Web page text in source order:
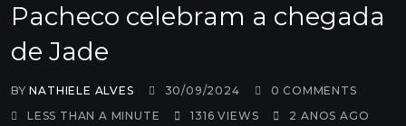
Pacheco celebram a chegada
de Jade
BYNATHIELE ALVES 30/09/2024 0 COMMENTS
LESS THAN A MINUTE
1316 VIEWS 2 ANOS AGO